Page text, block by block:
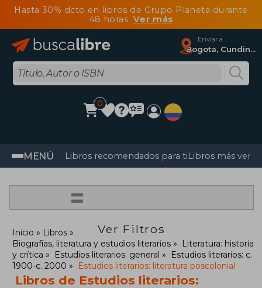
Hasta 30% dcto en libros de Grupo Planeta durante
48 horasVer más
Enviar a
Bogota, Cundinamarca
0
MENÚ Libros recomendados para tiLibros más
=
Ver Filtros
Inicio
Libros
Biografías, literatura y estudios literarios
Literatura: historia
y crítica
Estudios literarios: general
Estudios literarios: c.
1900-c. 2000
Estudios literarios: literatura poscolonial
Libros de Estudios literarios: